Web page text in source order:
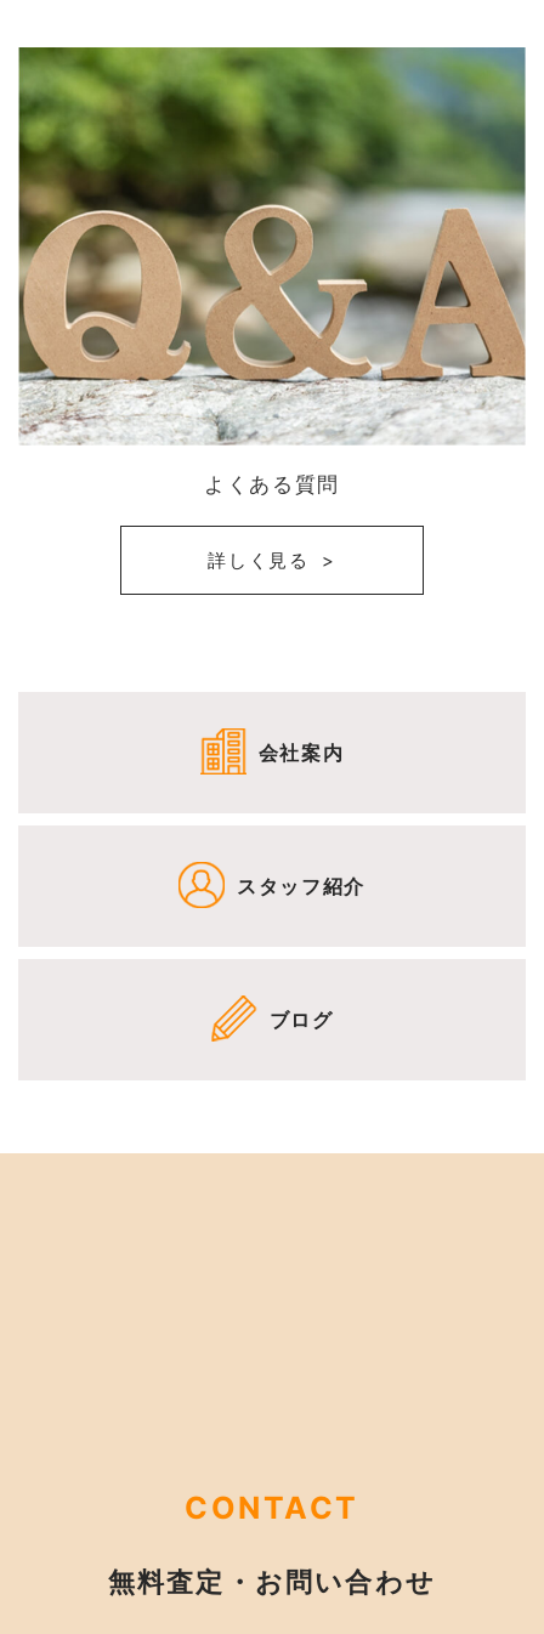
よくある質問
詳しく見る
会社案内
スタッフ紹介
ブログ
CONTACT
無料査定・お問い合わせ